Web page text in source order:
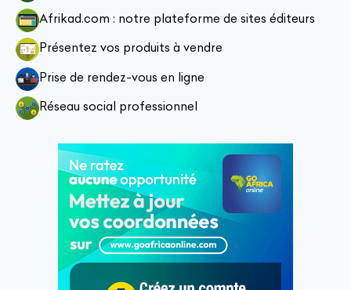
Afrikad.com : notre plateforme de sites éditeurs
Présentez vos produits à vendre
Prise de rendez-vous en ligne
Réseau social professionnel